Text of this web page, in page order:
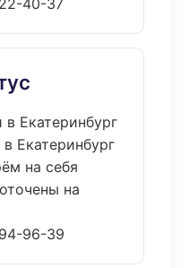
40-37
Екатеринбург
Екатеринбург
на себя
на
96-39